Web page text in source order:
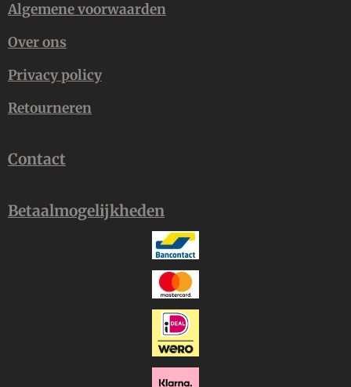
Algemene voorwaarden
Over ons
Privacy policy
Retourneren
Contact
Betaalmogelijkheden